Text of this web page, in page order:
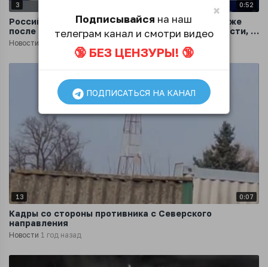
3 0:52
Российские солдаты продолжают наступать даже
после того, как им гранатами отрывает конечности, –
украинский офицер
Новости
13 0:07
Кадры со стороны противника с Северского
направления
Новости 1 год назад
×
Подписывайся на наш
телеграм канал и смотри видео
🔞 БЕЗ ЦЕНЗУРЫ! 🔞
ПОДПИСАТЬСЯ НА КАНАЛ